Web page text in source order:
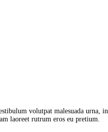
volutpat malesuada urna, in
laoreet rutrum eros eu pretium.